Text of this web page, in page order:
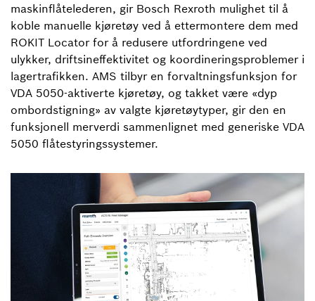
maskinflåtelederen, gir Bosch Rexroth mulighet til å
koble manuelle kjøretøy ved å ettermontere dem med
ROKIT Locator for å redusere utfordringene ved
ulykker, driftsineffektivitet og koordineringsproblemer i
lagertrafikken. AMS tilbyr en forvaltningsfunksjon for
VDA 5050-aktiverte kjøretøy, og takket være «dyp
ombordstigning» av valgte kjøretøytyper, gir den en
funksjonell merverdi sammenlignet med generiske VDA
5050 flåtestyringssystemer.